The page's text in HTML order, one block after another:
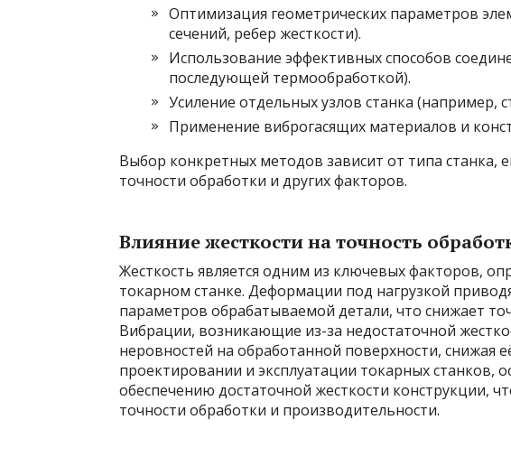
Оптимизация геометрических параметров
сечений, ребер жесткости).
Использование эффективных способов
последующей термообработкой).
Усиление отдельных узлов станка (например,
Применение виброгасящих материалов и
Выбор конкретных методов зависит от типа станка,
точности обработки и других факторов.
Влияние жесткости на точность
Жесткость является одним из ключевых факторов,
токарном станке. Деформации под нагрузкой
параметров обрабатываемой детали, что снижает
Вибрации, возникающие из-за недостаточной
неровностей на обработанной поверхности, снижая
проектировании и эксплуатации токарных станков,
обеспечению достаточной жесткости конструкции,
точности обработки и производительности.